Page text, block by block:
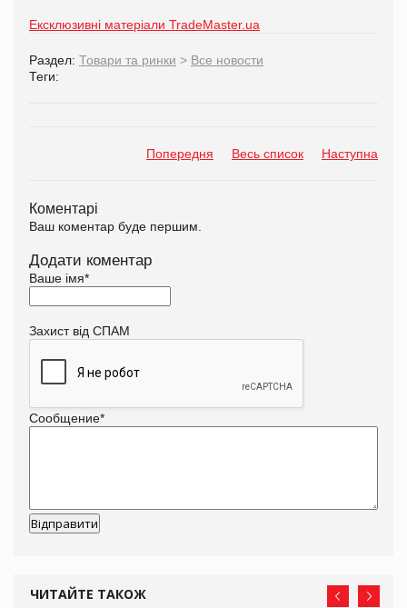
Ексклюзивні матеріали TradeMaster.ua
Раздел: Товари та ринки > Все новости
Теги:
Попередня Весь список Наступна
Коментарі
Ваш коментар буде першим.
Додати коментар
Ваше імя*
Захист від СПАМ
Сообщение*
ЧИТАЙТЕ ТАКОЖ